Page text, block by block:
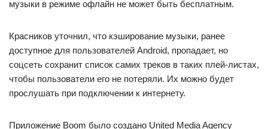
музыки в режиме офлайн не может быть бесплатным.
Красников уточнил, что кэширование музыки, ранее
доступное для пользователей Android, пропадает, но
соцсеть сохранит список самих треков в таких плей-листах,
чтобы пользователи его не потеряли. Их можно будет
прослушать при подключении к интернету.
Приложение Boom было создано United Media Agency